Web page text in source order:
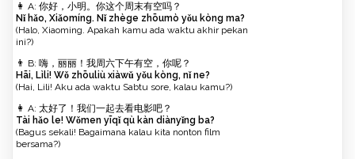
👩 A: 你好，小明。你这个周末有空吗？
Nǐ hǎo, Xiǎomíng. Nǐ zhège zhōumò yǒu kòng ma?
(Halo, Xiaoming. Apakah kamu ada waktu akhir pekan
ini?)
👨 B: 嗨，丽丽！我周六下午有空，你呢？
Hāi, Lìli! Wǒ zhōuliù xiàwǔ yǒu kòng, nǐ ne?
(Hai, Lili! Aku ada waktu Sabtu sore, kalau kamu?)
👩 A: 太好了！我们一起去看电影吧？
Tài hǎo le! Wǒmen yīqǐ qù kàn diànyǐng ba?
(Bagus sekali! Bagaimana kalau kita nonton film
bersama?)